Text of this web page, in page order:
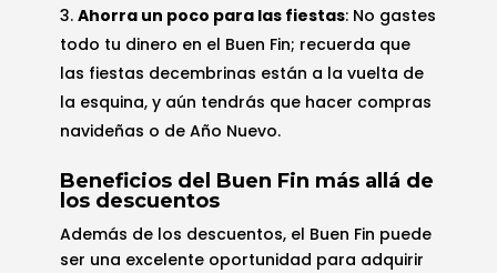
Ahorra un poco para las fiestas: No gastes
todo tu dinero en el Buen Fin; recuerda que
las fiestas decembrinas están a la vuelta de
la esquina, y aún tendrás que hacer compras
navideñas o de Año Nuevo.
Beneficios del Buen Fin más allá de
los descuentos
Además de los descuentos, el Buen Fin puede
ser una excelente oportunidad para adquirir